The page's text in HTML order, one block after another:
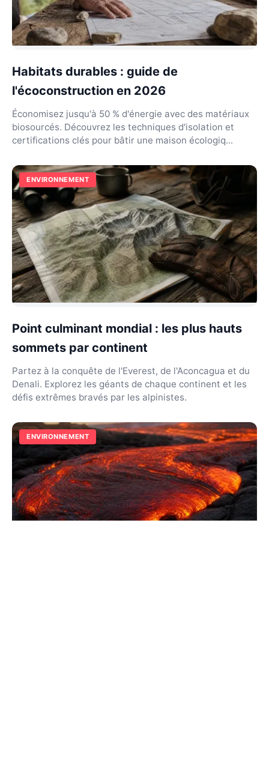
Habitats durables : guide de
l'écoconstruction en 2026
Économisez jusqu'à 50 % d'énergie avec des matériaux
biosourcés. Découvrez les techniques d'isolation et
certifications clés pour bâtir une maison écologiq...
ENVIRONNEMENT
Point culminant mondial : les plus hauts
sommets par continent
Partez à la conquête de l'Everest, de l'Aconcagua et du
Denali. Explorez les géants de chaque continent et les
défis extrêmes bravés par les alpinistes.
ENVIRONNEMENT